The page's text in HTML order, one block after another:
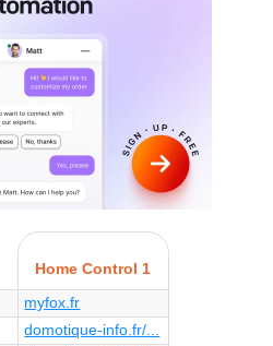
Home Control 1
myfox.fr
domotique-info.fr/...